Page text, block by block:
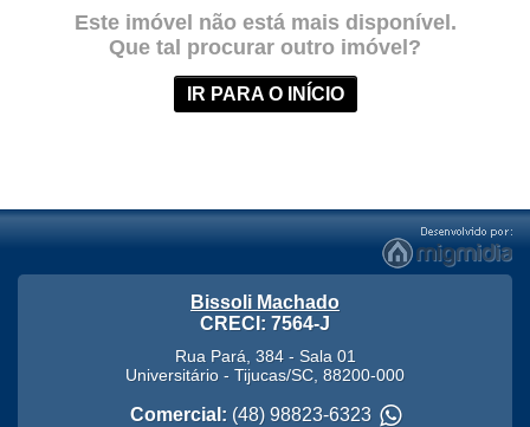
Este imóvel não está mais disponível.
Que tal procurar outro imóvel?
IR PARA O INÍCIO
Bissoli Machado
CRECI: 7564-J
Rua Pará, 384 - Sala 01
Universitário - Tijucas/SC 88200-000
Comercial: (48) 98823-6323